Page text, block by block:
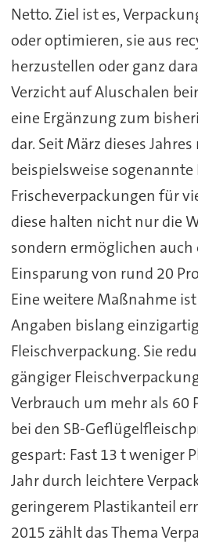
Netto. Ziel ist es,
oder optimieren, sie aus
herzustellen oder ganz
Verzicht auf Aluschalen
eine Ergänzung zum
dar. Seit März dieses
beispielsweise sogenannte
Frischeverpackungen für
diese halten nicht nur die
sondern ermöglichen
Einsparung von rund 20
Eine weitere Maßnahme
Angaben bislang
Fleischverpackung. Sie
gängiger
Verbrauch um mehr als 60
bei den SB-
gespart: Fast 13 t weniger
Jahr durch leichtere
geringerem Plastikanteil
2015 zählt das Thema